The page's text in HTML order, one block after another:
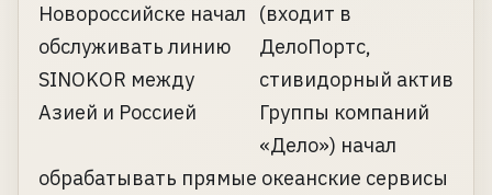
(входит в
ДелоПортс,
стивидорный актив
Группы компаний
«Дело») начал
обрабатывать прямые океанские сервисы